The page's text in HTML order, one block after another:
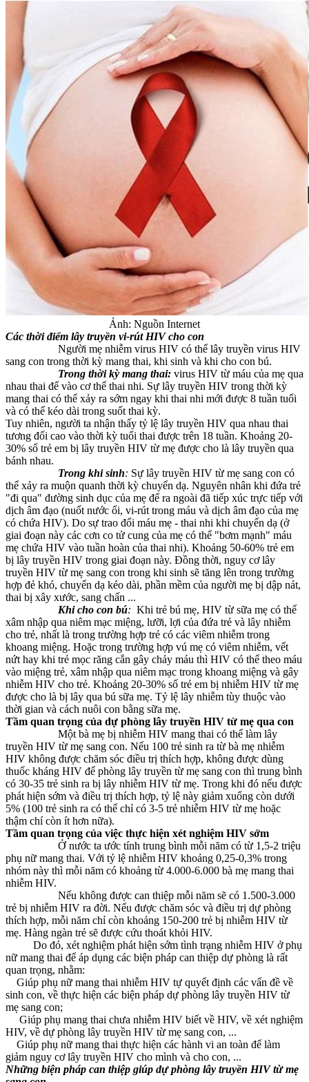
Ảnh: Nguồn Internet
Các thời điểm lây truyền vi-rút HIV cho con
Người mẹ nhiễm virus HIV có thể lây truyền virus HIV
sang con trong thời kỳ mang thai, khi sinh và khi cho con bú.
Trong thời kỳ mang thai: virus HIV từ máu của mẹ qua
nhau thai để vào cơ thể thai nhi. Sự lây truyền HIV trong thời kỳ
mang thai có thể xảy ra sớm ngay khi thai nhi mới được 8 tuần tuổi
và có thể kéo dài trong suốt thai kỳ.
Tuy nhiên, người ta nhận thấy tỷ lệ lây truyền HIV qua nhau thai
tương đối cao vào thời kỳ tuổi thai được trên 18 tuần. Khoảng 20-
30% số trẻ em bị lây truyền HIV từ mẹ được cho là lây truyền qua
bánh nhau.
Trong khi sinh: Sự lây truyền HIV từ mẹ sang con có
thể xảy ra muộn quanh thời kỳ chuyển dạ. Nguyên nhân khi đứa trẻ
"đi qua" đường sinh dục của mẹ để ra ngoài đã tiếp xúc trực tiếp với
dịch âm đạo (nuốt nước ối, vi-rút trong máu và dịch âm đạo của mẹ
có chứa HIV). Do sự trao đổi máu mẹ - thai nhi khi chuyển dạ (ở
giai đoạn này các cơn co tử cung của mẹ có thể "bơm mạnh" máu
mẹ chứa HIV vào tuần hoàn của thai nhi). Khoảng 50-60% trẻ em
bị lây truyền HIV trong giai đoạn này. Đồng thời, nguy cơ lây
truyền HIV từ mẹ sang con trong khi sinh sẽ tăng lên trong trường
hợp đẻ khó, chuyển dạ kéo dài, phần mềm của người mẹ bị dập nát,
thai bị xây xước, sang chấn ...
Khi cho con bú: Khi trẻ bú mẹ, HIV từ sữa mẹ có thể
xâm nhập qua niêm mạc miệng, lưỡi, lợi của đứa trẻ và lây nhiễm
cho trẻ, nhất là trong trường hợp trẻ có các viêm nhiễm trong
khoang miệng. Hoặc trong trường hợp vú mẹ có viêm nhiễm, vết
nứt hay khi trẻ mọc răng cắn gây chảy máu thì HIV có thể theo máu
vào miệng trẻ, xâm nhập qua niêm mạc trong khoang miệng và gây
nhiễm HIV cho trẻ. Khoảng 20-30% số trẻ em bị nhiễm HIV từ mẹ
được cho là bị lây qua bú sữa mẹ. Tỷ lệ lây nhiễm tùy thuộc vào
thời gian và cách nuôi con bằng sữa mẹ.
Tầm quan trọng của dự phòng lây truyền HIV từ mẹ qua con
Một bà mẹ bị nhiễm HIV mang thai có thể làm lây
truyền HIV từ mẹ sang con. Nếu 100 trẻ sinh ra từ bà mẹ nhiễm
HIV không được chăm sóc điều trị thích hợp, không được dùng
thuốc kháng HIV để phòng lây truyền từ mẹ sang con thì trung bình
có 30-35 trẻ sinh ra bị lây nhiễm HIV từ mẹ. Trong khi đó nếu được
phát hiện sớm và điều trị thích hợp, tỷ lệ này giảm xuống còn dưới
5% (100 trẻ sinh ra có thể chỉ có 3-5 trẻ nhiễm HIV từ mẹ hoặc
thậm chí còn ít hơn nữa).
Tầm quan trọng của việc thực hiện xét nghiệm HIV sớm
Ở nước ta ước tính trung bình mỗi năm có từ 1,5-2 triệu
phụ nữ mang thai. Với tỷ lệ nhiễm HIV khoảng 0,25-0,3% trong
nhóm này thì mỗi năm có khoảng từ 4.000-6.000 bà mẹ mang thai
nhiễm HIV.
Nếu không được can thiệp mỗi năm sẽ có 1.500-3.000
trẻ bị nhiễm HIV ra đời. Nếu được chăm sóc và điều trị dự phòng
thích hợp, mỗi năm chỉ còn khoảng 150-200 trẻ bị nhiễm HIV từ
mẹ. Hàng ngàn trẻ sẽ được cứu thoát khỏi HIV.
Do đó, xét nghiệm phát hiện sớm tình trạng nhiễm HIV ở phụ
nữ mang thai để áp dụng các biện pháp can thiệp dự phòng là rất
quan trọng, nhằm:
Giúp phụ nữ mang thai nhiễm HIV tự quyết định các vấn đề về
sinh con, về thực hiện các biện pháp dự phòng lây truyền HIV từ
mẹ sang con;
Giúp phụ mang thai chưa nhiễm HIV biết về HIV, về xét nghiệm
HIV, về dự phòng lây truyền HIV từ mẹ sang con, ...
Giúp phụ nữ mang thai thực hiện các hành vi an toàn để làm
giảm nguy cơ lây truyền HIV cho mình và cho con, ...
Những biện pháp can thiệp giúp dự phòng lây truyền HIV từ mẹ